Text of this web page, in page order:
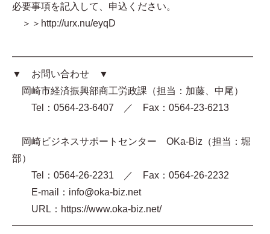
必要事項を記入して、申込ください。
＞＞http://urx.nu/eyqD
━━━━━━━━━━━━━━━━━━━━━━━━━
▼ お問い合わせ ▼
岡崎市経済振興部商工労政課（担当：加藤、中尾）
Tel：0564-23-6407 ／ Fax：0564-23-6213
岡崎ビジネスサポートセンター OKa-Biz（担当：堀
部）
Tel：0564-26-2231 ／ Fax：0564-26-2232
E-mail：info@oka-biz.net
URL：https://www.oka-biz.net/
━━━━━━━━━━━━━━━━━━━━━━━━━